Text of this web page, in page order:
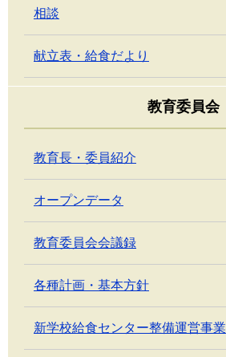
相談
献立表・給食だより
教育委員会
教育長・委員紹介
オープンデータ
教育委員会会議録
各種計画・基本方針
新学校給食センター整備運営事業